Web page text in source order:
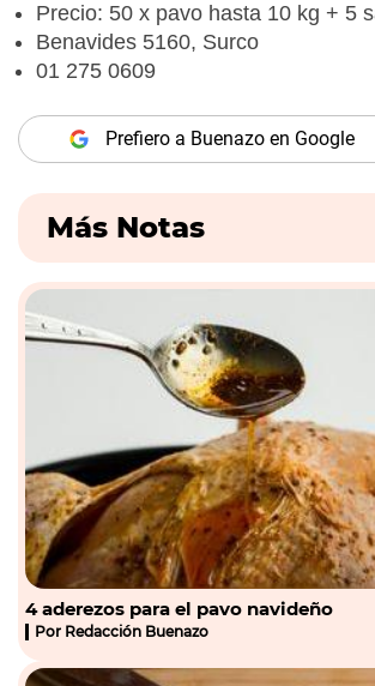
Precio: 50 x pavo hasta 10 kg + 5
Benavides 5160, Surco
01 275 0609
Prefiero a Buenazo en Google
Más Notas
4 aderezos para el pavo navideño
Por Redacción Buenazo